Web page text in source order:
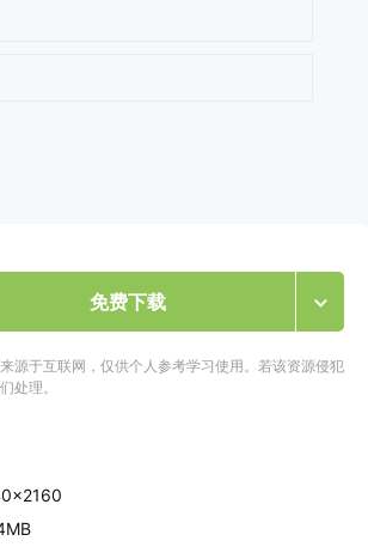
免费下载
源于互联网，仅供个人参考学习使用。若该资源侵犯
处理。